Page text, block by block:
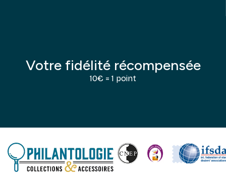
Votre fidélité récompensée
10€ = 1 point